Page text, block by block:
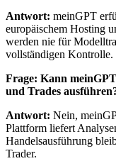
Antwort: meinGPT
europäischem Hosting
werden nie für
vollständigen Kontrolle.
Frage: Kann
und Trades
Antwort: Nein,
Plattform liefert
Handelsausführung
Trader.